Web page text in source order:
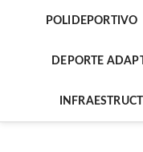
POLIDEPORTIVO
DEPORTE